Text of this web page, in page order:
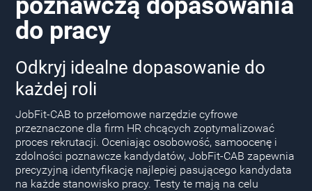
do pracy
Odkryj idealne dopasowanie do
każdej roli
JobFit-CAB to przełomowe narzędzie cyfrowe
przeznaczone dla firm HR chcących zoptymalizować
proces rekrutacji. Oceniając osobowość, samoocenę i
zdolności poznawcze kandydatów, JobFit-CAB zapewnia
precyzyjną identyfikację najlepiej pasującego kandydata
na każde stanowisko pracy. Testy te mają na celu